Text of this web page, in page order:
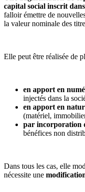
capital social inscrit
falloir émettre de
la valeur nominale des
Elle peut être réalisée de
en apport en
injectés dans la
en apport en
(matériel,
par incorporation
bénéfices non
Dans tous les cas, elle
nécessite une